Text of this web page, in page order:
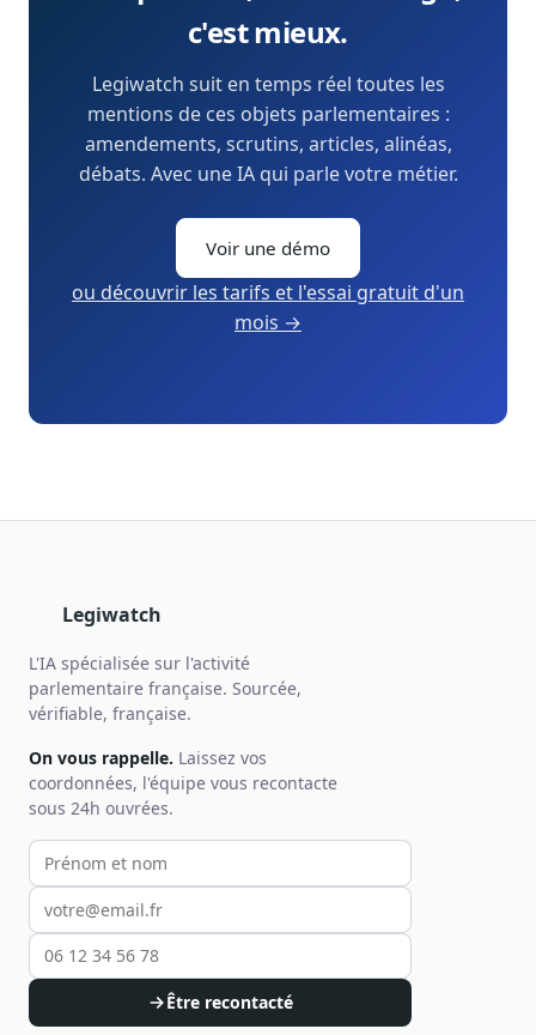
c'est mieux.
Legiwatch suit en temps réel toutes les
mentions de ces objets parlementaires :
amendements, scrutins, articles, alinéas,
débats. Avec une IA qui parle votre métier.
Voir une démo
ou découvrir les tarifs et l'essai gratuit d'un
mois →
Legiwatch
L'IA spécialisée sur l'activité
parlementaire française. Sourcée,
vérifiable, française.
On vous rappelle. Laissez vos
coordonnées, l'équipe vous recontacte
sous 24h ouvrées.
Votre prénom et nom
Votre email
Votre téléphone
Être recontacté